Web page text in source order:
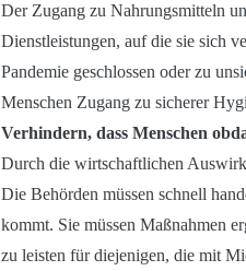
Der Zugang zu Nahrungsmitteln
Dienstleistungen, auf die sie sich
Pandemie geschlossen oder zu
Menschen Zugang zu sicherer
Verhindern, dass Menschen
Durch die wirtschaftlichen
Die Behörden müssen schnell
kommt. Sie müssen Maßnahmen
zu leisten für diejenigen, die mit